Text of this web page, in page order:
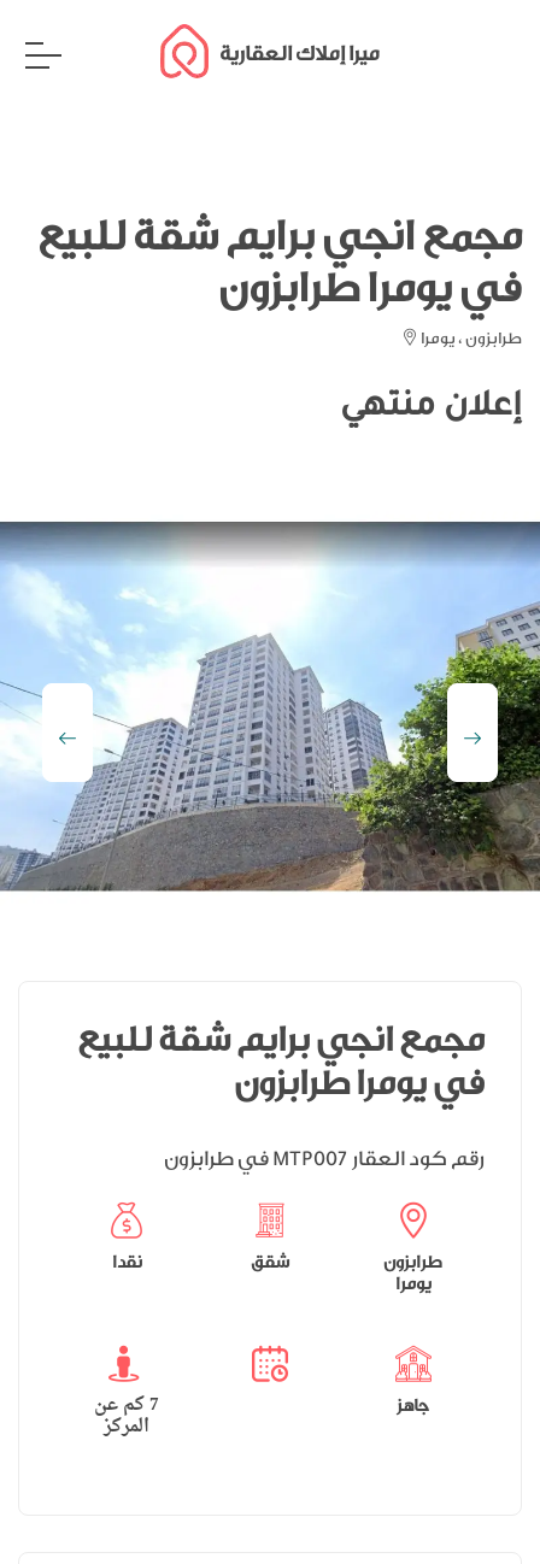
ميرا إملاك العقارية
مجمع انجي برايم شقة للبيع
في يومرا طرابزون
طرابزون ، يومرا
إعلان منتهي
مجمع انجي برايم شقة للبيع
في يومرا طرابزون
MTP007 رقم كود العقار
طرابزون
يومرا
شقق نقدا
جاهز 7 كم عن
المركز